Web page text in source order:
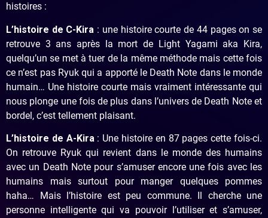
histoires :
L’histoire de C-Kira : une histoire courte de 44 pages on se
retrouve 3 ans après la mort de Light Yagami aka Kira,
quelqu’un se met à tuer de la même méthode mais cette fois
ce n’est pas Ryuk qui a apporté le Death Note dans le monde
humain… Une histoire courte mais vraiment intéressante qui
nous plonge une fois de plus dans l’univers de Death Note et
bordel, c’est tellement plaisant.
L’histoire de A-Kira: Une histoire en 87 pages cette fois-ci.
On retrouve Ryuk qui revient dans le monde des humains
avec un Death Note pour s’amuser encore une fois avec les
humains mais surtout pour manger quelques pommes
haha… Mais l’histoire est peu commune. Il cherche une
personne intelligente qui va pouvoir l’utiliser et s’amuser,